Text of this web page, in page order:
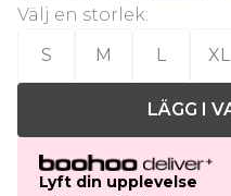
Välj en storlek:
S
M L XL
LÄGG I
Lyft din upplevelse